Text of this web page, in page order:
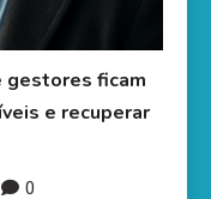
gestores ficam
e recuperar
0